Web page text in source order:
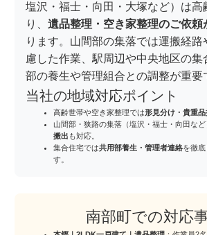
塩沢・福士・向田・大塚など）は高
り、 遺品整理・空き家整理のご依頼
ります。山間部の集落では運搬経
慮した作業、駅周辺や中央地区の集
部の養生や管理組合との調整が重要
当社の地域対応ポイント
高齢世帯や空き家整理では形見分け・貴重品
山間部・狭路の集落（塩沢・福士・向田など
搬出 も対応。
集合住宅では共用部養生・管理者連絡を徹
す。
南部町での対応